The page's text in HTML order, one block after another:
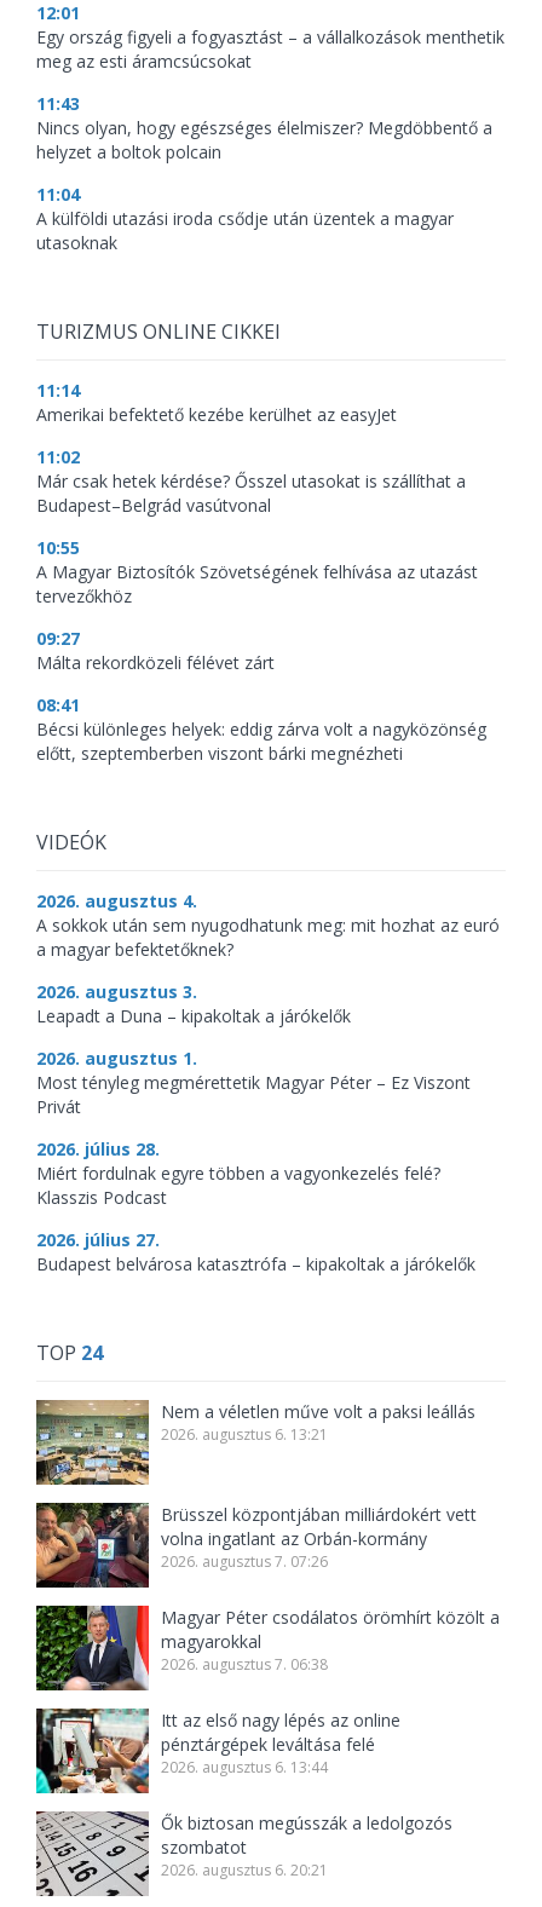
12:01
Egy ország figyeli a fogyasztást – a vállalkozások menthetik
meg az esti áramcsúcsokat
11:43
Nincs olyan, hogy egészséges élelmiszer? Megdöbbentő a
helyzet a boltok polcain
11:04
A külföldi utazási iroda csődje után üzentek a magyar
utasoknak
TURIZMUS ONLINE CIKKEI
11:14
Amerikai befektető kezébe kerülhet az easyJet
11:02
Már csak hetek kérdése? Ősszel utasokat is szállíthat a
Budapest–Belgrád vasútvonal
10:55
A Magyar Biztosítók Szövetségének felhívása az utazást
tervezőkhöz
09:27
Málta rekordközeli félévet zárt
08:41
Bécsi különleges helyek: eddig zárva volt a nagyközönség
előtt, szeptemberben viszont bárki megnézheti
VIDEÓK
2026. augusztus 4.
A sokkok után sem nyugodhatunk meg: mit hozhat az euró
a magyar befektetőknek?
2026. augusztus 3.
Leapadt a Duna – kipakoltak a járókelők
2026. augusztus 1.
Most tényleg megmérettetik Magyar Péter – Ez Viszont
Privát
2026. július 28.
Miért fordulnak egyre többen a vagyonkezelés felé?
Klasszis Podcast
2026. július 27.
Budapest belvárosa katasztrófa – kipakoltak a járókelők
TOP 24
Nem a véletlen műve volt a paksi leállás
2026. augusztus 6. 13:21
Brüsszel központjában milliárdokért vett
volna ingatlant az Orbán-kormány
2026. augusztus 7. 07:26
Magyar Péter csodálatos örömhírt közölt a
magyarokkal
2026. augusztus 7. 06:38
Itt az első nagy lépés az online
pénztárgépek leváltása felé
2026. augusztus 6. 13:44
Ők biztosan megússzák a ledolgozós
szombatot
2026. augusztus 6. 20:21